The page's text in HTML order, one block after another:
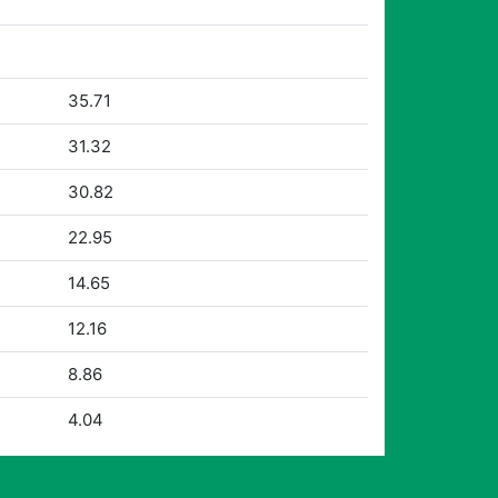
35.71
31.32
30.82
22.95
14.65
12.16
8.86
4.04